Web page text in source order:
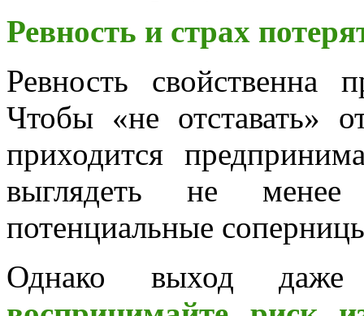
Ревность и страх
Ревность свойственна
Чтобы «не отставать»
приходится
выглядеть не менее
потенциальные
Однако выход